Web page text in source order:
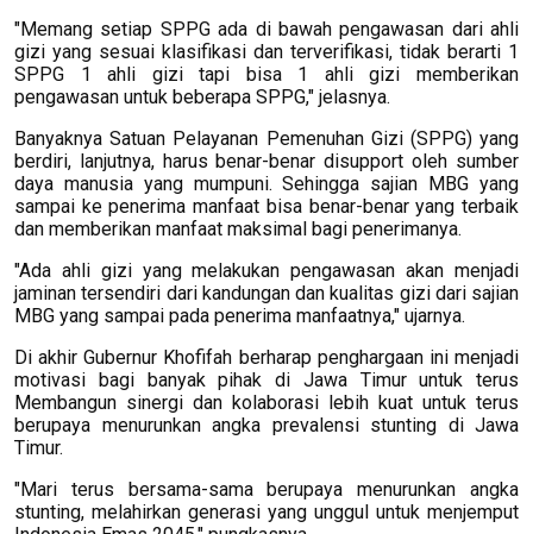
"Memang setiap SPPG ada di bawah pengawasan dari ahli
gizi yang sesuai klasifikasi dan terverifikasi, tidak berarti 1
SPPG 1 ahli gizi tapi bisa 1 ahli gizi memberikan
pengawasan untuk beberapa SPPG," jelasnya.
Banyaknya Satuan Pelayanan Pemenuhan Gizi (SPPG) yang
berdiri, lanjutnya, harus benar-benar disupport oleh sumber
daya manusia yang mumpuni. Sehingga sajian MBG yang
sampai ke penerima manfaat bisa benar-benar yang terbaik
dan memberikan manfaat maksimal bagi penerimanya.
"Ada ahli gizi yang melakukan pengawasan akan menjadi
jaminan tersendiri dari kandungan dan kualitas gizi dari sajian
MBG yang sampai pada penerima manfaatnya," ujarnya.
Di akhir Gubernur Khofifah berharap penghargaan ini menjadi
motivasi bagi banyak pihak di Jawa Timur untuk terus
Membangun sinergi dan kolaborasi lebih kuat untuk terus
berupaya menurunkan angka prevalensi stunting di Jawa
Timur.
"Mari terus bersama-sama berupaya menurunkan angka
stunting, melahirkan generasi yang unggul untuk menjemput